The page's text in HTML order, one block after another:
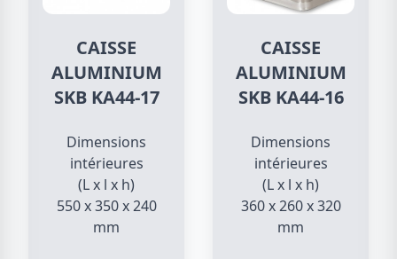
CAISSE
ALUMINIUM
SKB KA44-17
Dimensions
intérieures
(L x l x h)
550 x 350 x 240
mm
CAISSE
ALUMINIUM
SKB KA44-16
Dimensions
intérieures
(L x l x h)
360 x 260 x 320
mm